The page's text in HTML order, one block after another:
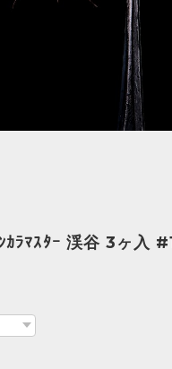
ｶﾗﾏｽﾀｰ 渓谷 3ヶ入